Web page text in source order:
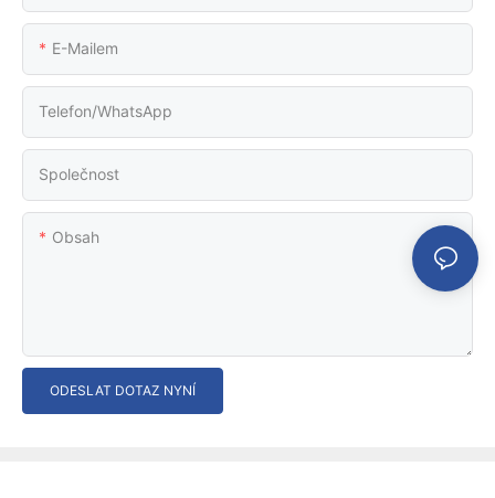
E-Mailem
Telefon/WhatsApp
Společnost
Obsah
ODESLAT DOTAZ NYNÍ